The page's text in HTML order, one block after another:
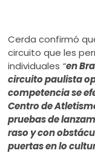
Cerda confirmó
circuito que les
individuales “en
circuito paulista
competencia se
Centro de
pruebas de
raso y con
puertas en lo